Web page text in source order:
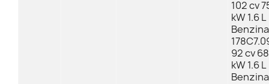
102 cv
kW 1.6 L
Benzina
92 cv 68
kW 1.6 L
Benzina